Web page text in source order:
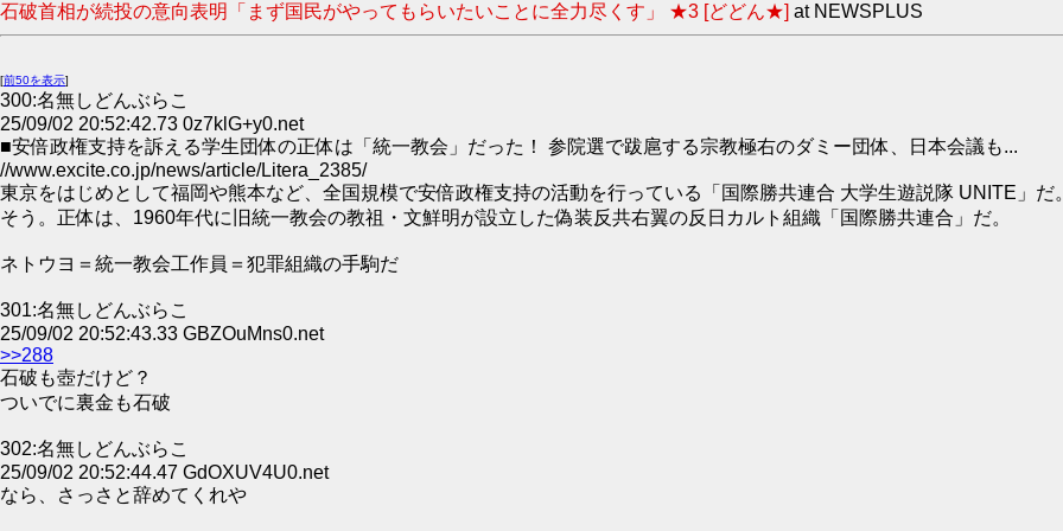
石破首相が続投の意向表明「まず国民がやってもらいたいことに全力尽くす」 ★3 [どどん★] at NEWSPLUS
[前50を表示]
300:名無しどんぶらこ
25/09/02 20:52:42.73 0z7klG+y0.net
■安倍政権支持を訴える学生団体の正体は「統一教会」だった！ 参院選で跋扈する宗教極右のダミー団体、日本会議も...
//www.excite.co.jp/news/article/Litera_2385/
東京をはじめとして福岡や熊本など、全国規模で安倍政権支持の活動を行っている「国際勝共連合 大学生遊説隊 UNITE」だ。
そう。正体は、1960年代に旧統一教会の教祖・文鮮明が設立した偽装反共右翼の反日カルト組織「国際勝共連合」だ。
ネトウヨ＝統一教会工作員＝犯罪組織の手駒だ
301:名無しどんぶらこ
25/09/02 20:52:43.33 GBZOuMns0.net
>>288
石破も壺だけど？
ついでに裏金も石破
302:名無しどんぶらこ
25/09/02 20:52:44.47 GdOXUV4U0.net
なら、さっさと辞めてくれや